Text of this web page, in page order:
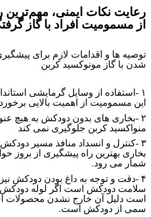
انبار تدارکات دارویی
آمار
بازآموزی
بسیج
پرستاری
تاسیسات
تجهیزات پزشکی
تعمیرگاه
تغذیه
جوانی جمعیت
رعایت نکات ایمنی، مهم‌ترین
از مسمومیت افراد با گاز
توصیه ها و اقدامات لازم برای
شدن با گاز مونوکسید کربن
۱ - استفاده از وسایل گرمایشی
این مسمومیت از اهمیت بالایی
۲ -بخاری های بدون دودکش به هیچ
منواکسید کربن جلوگیری نمی کند
۳ -کنترل و انسداد منافذ مسیر دودکش
بخاری بهترین راه پیشگیری از بروز
شمار می رود.
۴ -دقت و توجه به داغ بودن دودکش
سلامت دودکش است اگر لوله
است دلیل آن خارج نشدن محصولات
سمی از دودکش است.